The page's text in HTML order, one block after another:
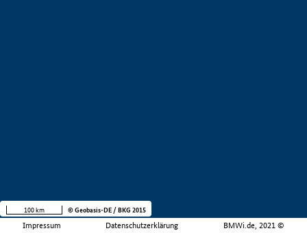
Impressum Datenschutzerklärung BMWi.de, 2021 ©
100 km © Geobasis-DE / BKG 2015